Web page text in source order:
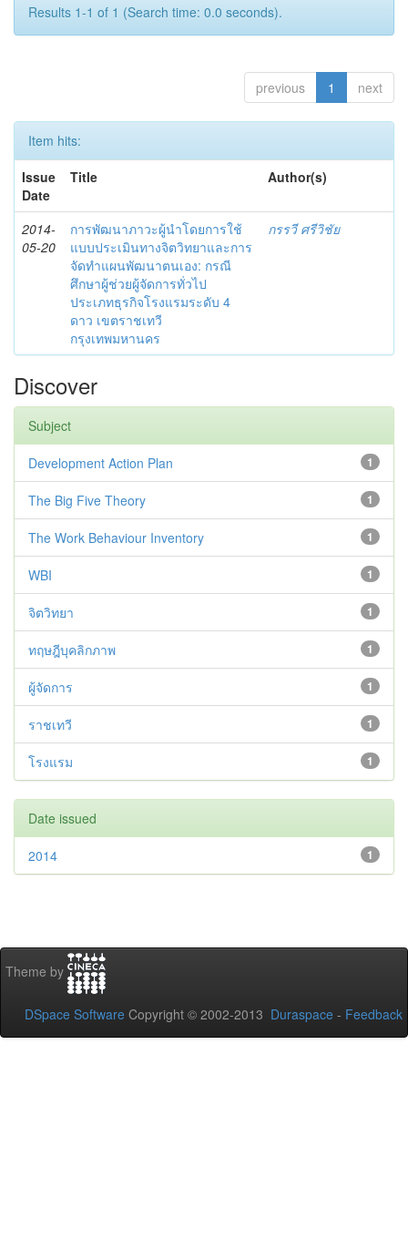
Results 1-1 of 1 (Search time: 0.0 seconds).
previous 1 next
Item hits:
Issue
Date
Title Author(s)
2014-
05-20
การพัฒนาภาวะผู้นำโดยการใช้
แบบประเมินทางจิตวิทยาและการ
จัดทำแผนพัฒนาตนเอง: กรณี
ศึกษาผู้ช่วยผู้จัดการทั่วไป
ประเภทธุรกิจโรงแรมระดับ 4
ดาว เขตราชเทวี
กรุงเทพมหานคร
กรรวี ศรีวิชัย
Discover
Subject
1
Development Action Plan
1
The Big Five Theory
1
The Work Behaviour Inventory
1
WBI
1
จิตวิทยา
1
ทฤษฎีบุคลิกภาพ
1
ผู้จัดการ
1
ราชเทวี
1
โรงแรม
Date issued
1
2014
Theme by
DSpace Software Copyright © 2002-2013 Duraspace - Feedback